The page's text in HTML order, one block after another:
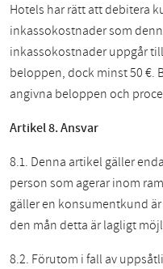
Hotels har rätt att debitera
inkassokostnader som
inkassokostnader uppgår
beloppen, dock minst 50 €.
angivna beloppen och
Artikel 8. Ansvar
8.1. Denna artikel gäller
person som agerar inom
gäller en konsumentkund
den mån detta är lagligt
8.2. Förutom i fall av